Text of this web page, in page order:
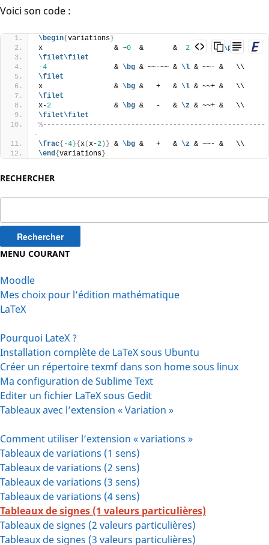
RECHERCHER
MENU COURANT
Moodle
Mes choix pour l’édition mathématique
LaTeX
Pourquoi LateX ?
Installation complète de LaTeX sous Ubuntu
Créer un répertoire texmf dans son home sous linux
Ma configuration de Sublime Text
Editer un fichier LaTeX sous Gedit
Tableaux avec l’extension « Variation »
Comment utiliser l’extension « variations »
Tableaux de variations (1 sens)
Tableaux de variations (2 sens)
Tableaux de variations (3 sens)
Tableaux de variations (4 sens)
Tableaux de signes (1 valeurs particulières)
Tableaux de signes (2 valeurs particulières)
Tableaux de signes (3 valeurs particulières)
Voici son code :
\begin{ variations }
x                 & ~0
  &       &
2 &     & \pI\\
\filet\filet
-4
                &
\bg & ~~-~~ & \l & ~~- &   \\
\filet
x                 & \bg &   +   & \l & ~~+ &   \\
\filet
x-2
               &
\bg &   -   & \z & ~~+ &   \\
\filet\filet
%-----------------------------------------------------
-
\frac{ -4 }{ x(x-2 ) } & \bg &   +   & \z & ~~- &   \\
\end{ variations }